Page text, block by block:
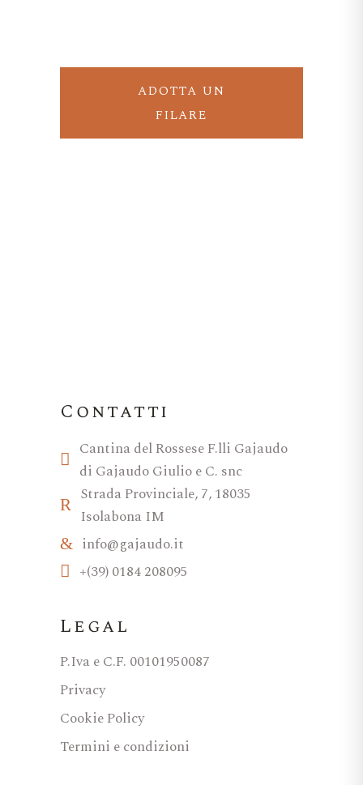
ADOTTA UN
FILARE
Contatti
Cantina del Rossese F.lli Gajaudo
di Gajaudo Giulio e C. snc
Strada Provinciale, 7, 18035
Isolabona IM
info@gajaudo.it
+(39) 0184 208095
Legal
P.Iva e C.F. 00101950087
Privacy
Cookie Policy
Termini e condizioni